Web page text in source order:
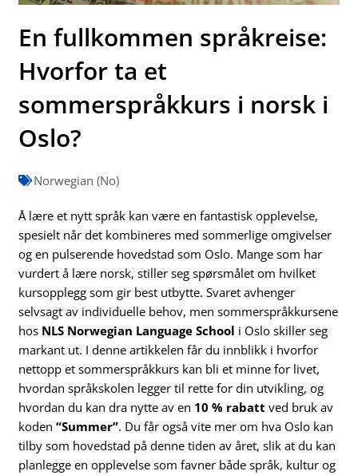
En fullkommen språkreise:
Hvorfor ta et
sommerspråkkurs i norsk i
Oslo?
Norwegian (No)
Å lære et nytt språk kan være en fantastisk opplevelse,
spesielt når det kombineres med sommerlige omgivelser
og en pulserende hovedstad som Oslo. Mange som har
vurdert å lære norsk, stiller seg spørsmålet om hvilket
kursopplegg som gir best utbytte. Svaret avhenger
selvsagt av individuelle behov, men sommerspråkkursene
hos NLS Norwegian Language School i Oslo skiller seg
markant ut. I denne artikkelen får du innblikk i hvorfor
nettopp et sommerspråkkurs kan bli et minne for livet,
hvordan språkskolen legger til rette for din utvikling, og
hvordan du kan dra nytte av en 10 % rabatt ved bruk av
koden“Summer”. Du får også vite mer om hva Oslo kan
tilby som hovedstad på denne tiden av året, slik at du kan
planlegge en opplevelse som favner både språk, kultur og